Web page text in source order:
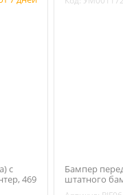
с
469
Бампер
штатного
тяг / Уаз